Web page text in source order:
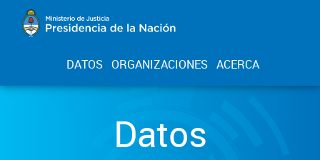
DATOS ORGANIZACIONES ACERCA
Datos